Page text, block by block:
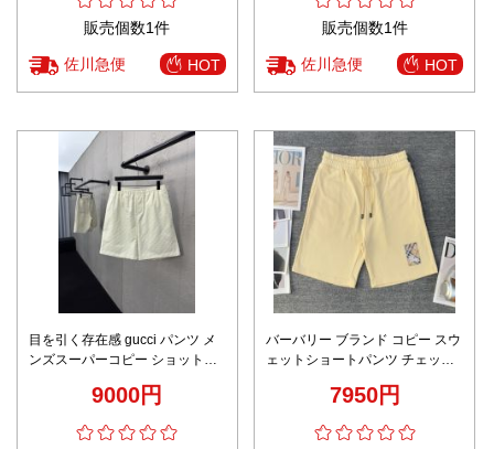
販売個数1件
佐川急便 HOT
販売個数1件
佐川急便 HOT
目を引く存在感 gucci パンツ メ
ンズスーパーコピー ショットパ
9000円
バーバリー ブランド コピー スウ
ェットショートパンツ チェック
7950円